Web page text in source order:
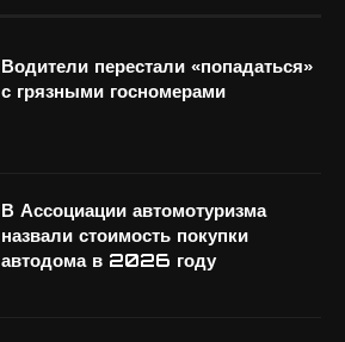
Водители перестали «попадаться»
с грязными госномерами
В Ассоциации автомотуризма
назвали стоимость покупки
автодома в 2026 году